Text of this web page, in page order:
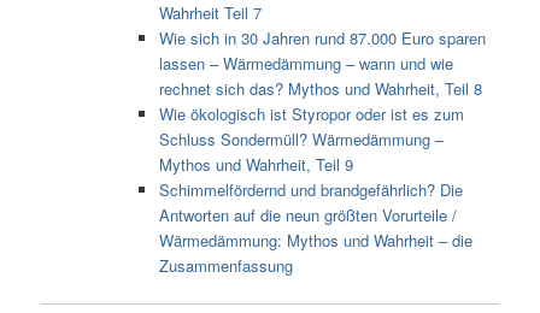
Wahrheit Teil 7
Wie sich in 30 Jahren rund 87.000 Euro sparen
lassen – Wärmedämmung – wann und wie
rechnet sich das? Mythos und Wahrheit, Teil 8
Wie ökologisch ist Styropor oder ist es zum
Schluss Sondermüll? Wärmedämmung –
Mythos und Wahrheit, Teil 9
Schimmelfördernd und brandgefährlich? Die
Antworten auf die neun größten Vorurteile /
Wärmedämmung: Mythos und Wahrheit – die
Zusammenfassung